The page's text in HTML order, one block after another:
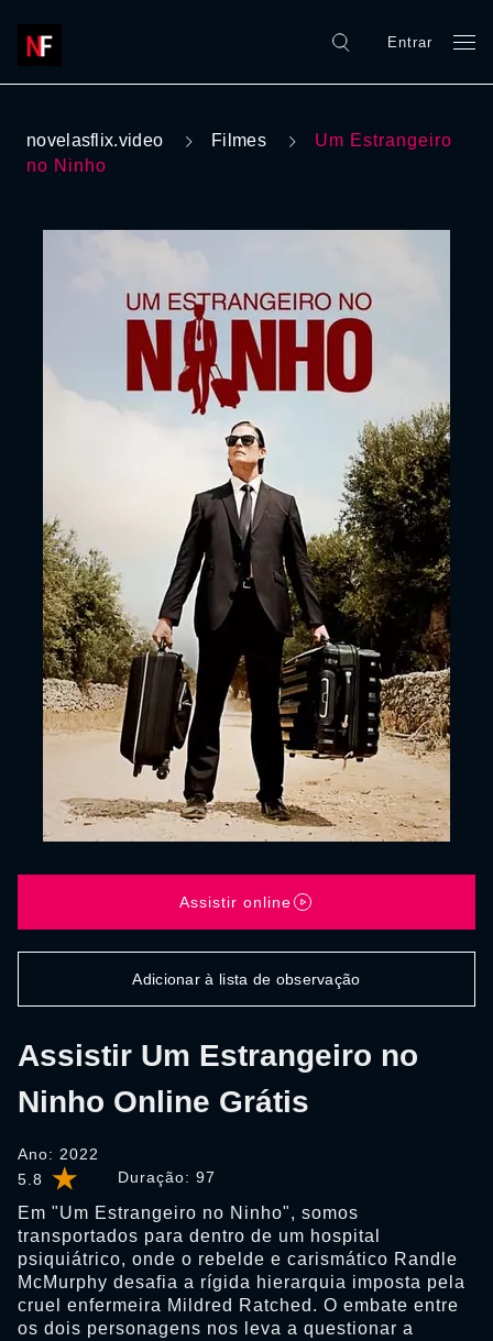
Entrar
novelasflix.video Filmes
Um Estrangeiro
no Ninho
5.8 Duração: 97
Assistir Um Estrangeiro no
Ninho Online Grátis
Ano: 2022
Em "Um Estrangeiro no Ninho", somos
transportados para dentro de um hospital
psiquiátrico, onde o rebelde e carismático Randle
McMurphy desafia a rígida hierarquia imposta pela
cruel enfermeira Mildred Ratched. O embate entre
os dois personagens nos leva a questionar a
Assistir online
Adicionar à lista de observação